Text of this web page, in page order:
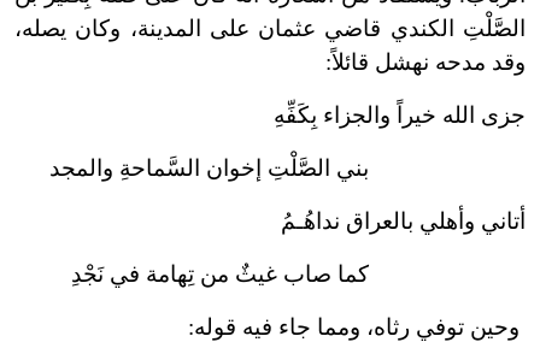
الصَّلْتِ الكندي قاضي عثمان على المدينة، وكان يصله،
وقد مدحه نهشل قائلاً:
جزى الله خيراً والجزاء بِكَفِّهِ
بني الصَّلْتِ إخوان السَّماحةِ والمجد
أتاني وأهلي بالعراق نداهُـمُ
كما صاب غيثٌ من تِهامة في نَجْدِ
وحين توفي رثاه، ومما جاء فيه قوله: